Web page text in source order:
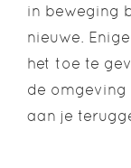
in beweging
nieuwe.
het toe te
de
aan je